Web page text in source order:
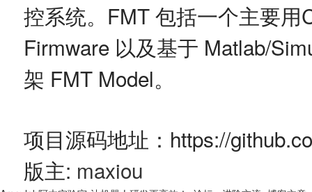
控系统。FMT 包括一个主要
Firmware 以及基于 Matlab/
架 FMT Model。
项目源码地址：https://
版主: maxiou